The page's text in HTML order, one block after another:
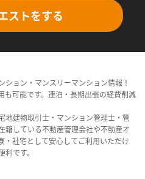
ストをする
ョン・マンスリーマンション情報！
も可能です。連泊・長期出張の経費削減
地建物取引士・マンション管理士・管
籍している不動産管理会社や不動産オ
・社宅として安心してご利用いただけ
です。